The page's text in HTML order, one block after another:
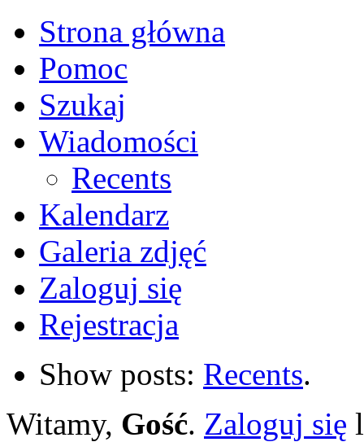
Strona główna
Pomoc
Szukaj
Wiadomości
Recents
Kalendarz
Galeria zdjęć
Zaloguj się
Rejestracja
Show posts: Recents.
Witamy, Gość. Zaloguj się